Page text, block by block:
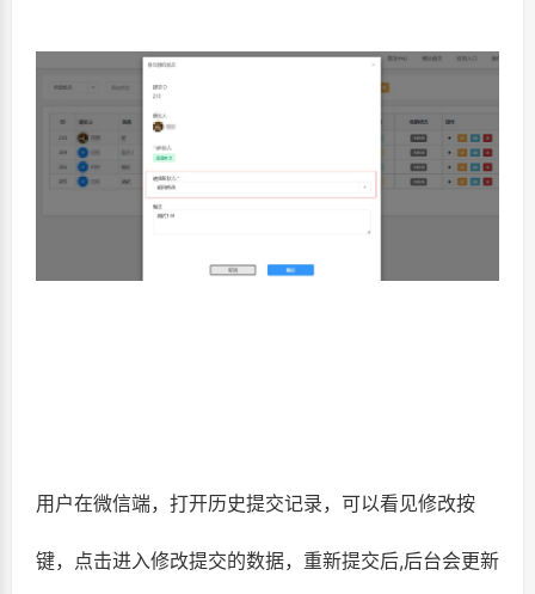
用户在微信端，打开历史提交记录，可以看见修改按
键，点击进入修改提交的数据，重新提交后,后台会更新